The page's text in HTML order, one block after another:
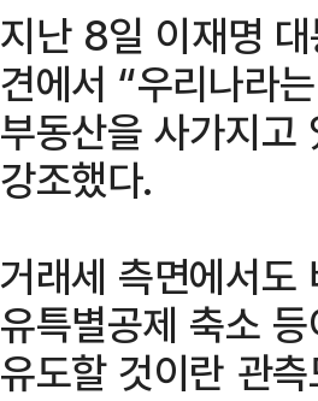
지난 8일 이재명
견에서 “우리나라
부동산을 사가지고
강조했다.
거래세 측면에서도
유특별공제 축소
유도할 것이란 관